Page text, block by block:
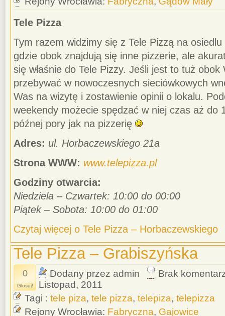
Tele Pizza
Tym razem widzimy się z Tele Pizzą na
gdzie obok znajdują się inne pizzerie, ale
się właśnie do Tele Pizzy. Jeśli jest to tuż
przebywać w nowoczesnych sieciówkowych
Was na wizytę i zostawienie opinii o lokalu.
weekendy możecie spędzać w niej czas aż do
późnej pory jak na pizzerię
Adres: ul. Horbaczewskiego 21a
Strona WWW: www.telepizza.pl
Godziny otwarcia:
Niedziela – Czwartek: 10:00 do 00:00
Piątek – Sobota: 10:00 do 01:00
Czytaj więcej o Tele Pizza – Horbaczewskiego
Tele Pizza – Grabiszyńska
0
Głosuj!
Dodany przez admin
Brak
Listopad, 2011
Tagi : tele piza, tele pizza, telepiza, telepizza
Rejony Wrocławia: Fabryczna, Gajowice